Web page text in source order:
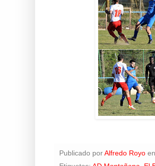
Publicado por Alfredo Royo en